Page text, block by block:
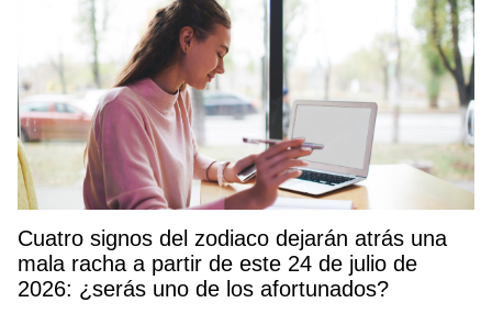
Cuatro signos del zodiaco dejarán atrás una
mala racha a partir de este 24 de julio de
2026: ¿serás uno de los afortunados?